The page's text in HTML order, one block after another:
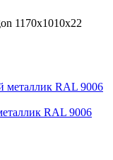
1170x1010x22
RAL 9006